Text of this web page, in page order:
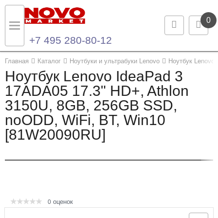
0
+7 495 280-80-12
Главная Каталог Ноутбуки и ультрабуки Lenovo Ноутбук
Ноутбук Lenovo IdeaPad 3
17ADA05 17.3" HD+, Athlon
3150U, 8GB, 256GB SSD,
noODD, WiFi, BT, Win10
[81W20090RU]
0 оценок
Назад
Каталог продукции
Ноутбуки и ультрабуки
Компьютеры
Назад
Контакты
Контактная информация